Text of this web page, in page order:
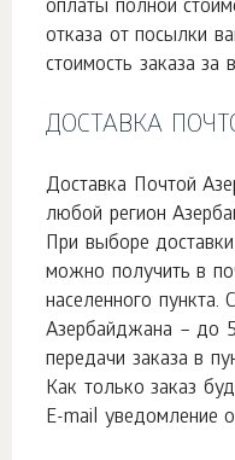
оплаты полной
отказа от посылки
стоимость заказа за
ДОСТАВКА
Доставка Почтой
любой регион
При выборе
можно получить в
населенного пункта.
Азербайджана – до
передачи заказа в
Как только заказ
E-mail уведомление о